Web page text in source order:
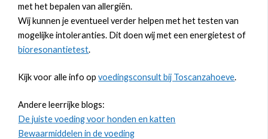
met het bepalen van allergiën.
Wij kunnen je eventueel verder helpen met het testen van
mogelijke intoleranties. Dit doen wij met een energietest of
bioresonantietest.
Kijk voor alle info opvoedingsconsult bij Toscanzahoeve.
Andere leerrijke blogs:
De juiste voeding voor honden en katten
Bewaarmiddelen in de voeding